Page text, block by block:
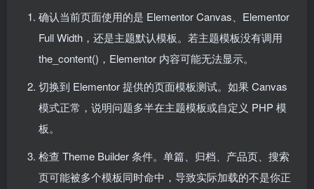
确认当前页面使用的是 Elementor Canvas、Elementor
Full Width，还是主题默认模板。若主题模板没有调用
the_content()，Elementor 内容可能无法显示。
切换到 Elementor 提供的页面模板测试。如果 Canvas
模式正常，说明问题多半在主题模板或自定义 PHP 模
板。
检查 Theme Builder 条件。单篇、归档、产品页、搜索
页可能被多个模板同时命中，导致实际加载的不是你正